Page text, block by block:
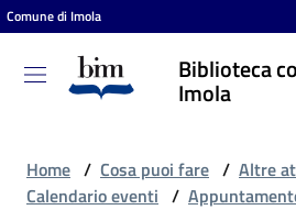
Vai al contenuto
Vai alla navigazione
Vai al footer
Comune di Imola
Biblioteca
Imola
Biblioteca
comunale
Home / Cosa puoi fare / Altre
Calendario eventi /